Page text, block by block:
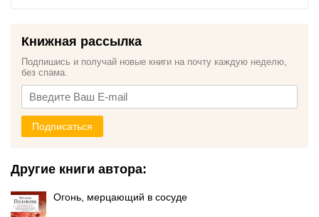
Книжная рассылка
Подпишись и получай новые книги на почту каждую неделю,
без спама.
Подписаться
Другие книги автора:
Огонь, мерцающий в сосуде